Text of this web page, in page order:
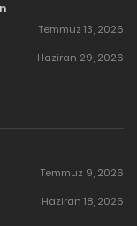
Temmuz 13, 2026
Haziran 29, 2026
Temmuz 9, 2026
Haziran 18, 2026